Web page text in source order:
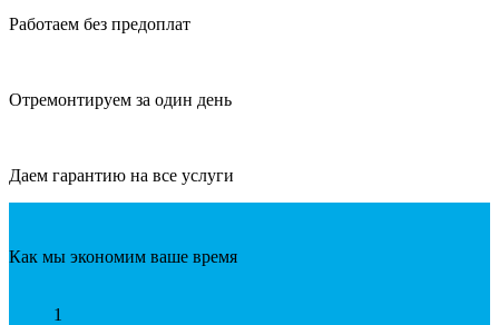
Работаем без предоплат
Отремонтируем за один день
Даем гарантию на все услуги
Как мы экономим ваше время
1